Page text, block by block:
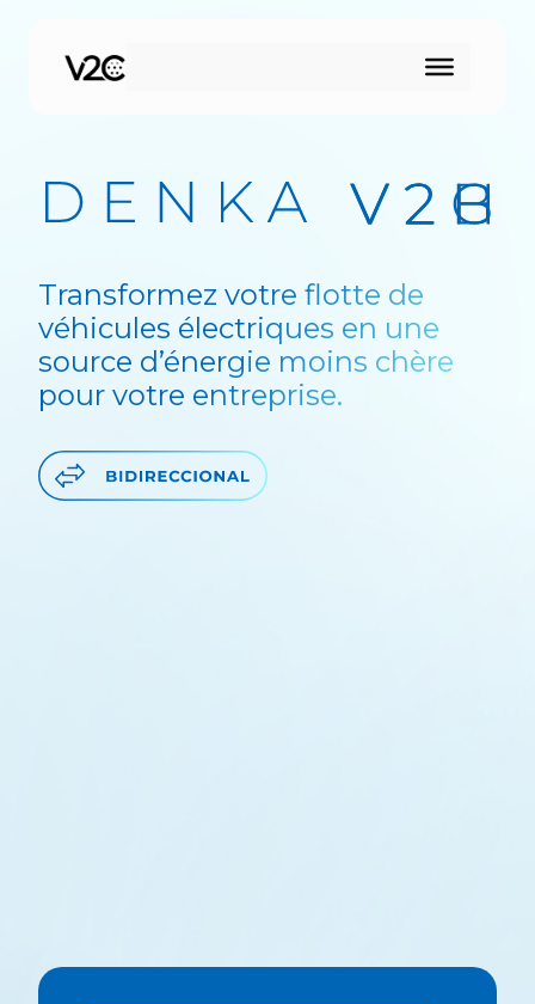
contenu
Transformez votre flotte de
véhicules électriques en une
source d’énergie moins chère
pour votre entreprise.